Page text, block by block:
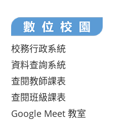
校務行政系統
資料查詢系統
查閱教師課表
查閱班級課表
Google Meet 教室